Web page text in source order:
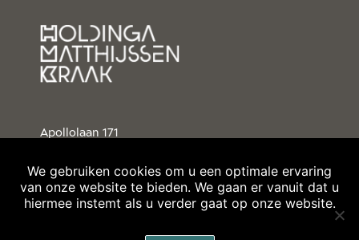
Apollolaan 171
T+31 20 305 2600
E secretariaat@hmknotarissen.nl
We gebruiken cookies om u een optimale ervaring
van onze website te bieden. We gaan er vanuit dat u
hiermee instemt als u verder gaat op onze website.